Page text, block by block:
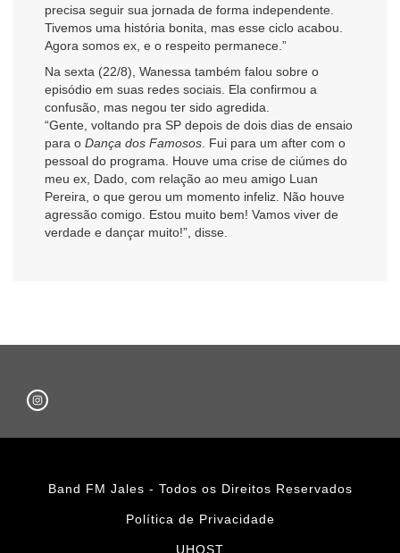
precisa seguir sua jornada de forma independente.
Tivemos uma história bonita, mas esse ciclo acabou.
Agora somos ex, e o respeito permanece.”
Na sexta (22/8), Wanessa também falou sobre o
episódio em suas redes sociais. Ela confirmou a
confusão, mas negou ter sido agredida.
“Gente, voltando pra SP depois de dois dias de ensaio
para o Dança dos Famosos. Fui para um after com o
pessoal do programa. Houve uma crise de ciúmes do
meu ex, Dado, com relação ao meu amigo Luan
Pereira, o que gerou um momento infeliz. Não houve
agressão comigo. Estou muito bem! Vamos viver de
verdade e dançar muito!”, disse.
Band FM Jales - Todos os Direitos Reservados
Política de Privacidade
UHOST